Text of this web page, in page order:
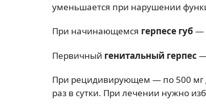
уменьшается при нарушении
При начинающемся герпесе губ —
Первичный генитальный герпес —
При рецидивирующем — по 500 мг
раз в сутки. При лечении нужно